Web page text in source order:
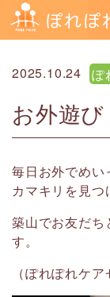
2025.10.24 ぽ
お外遊び
毎日お外でめい
カマキリを見つ
築山でお友だち
す。
（ぽれぽれケ